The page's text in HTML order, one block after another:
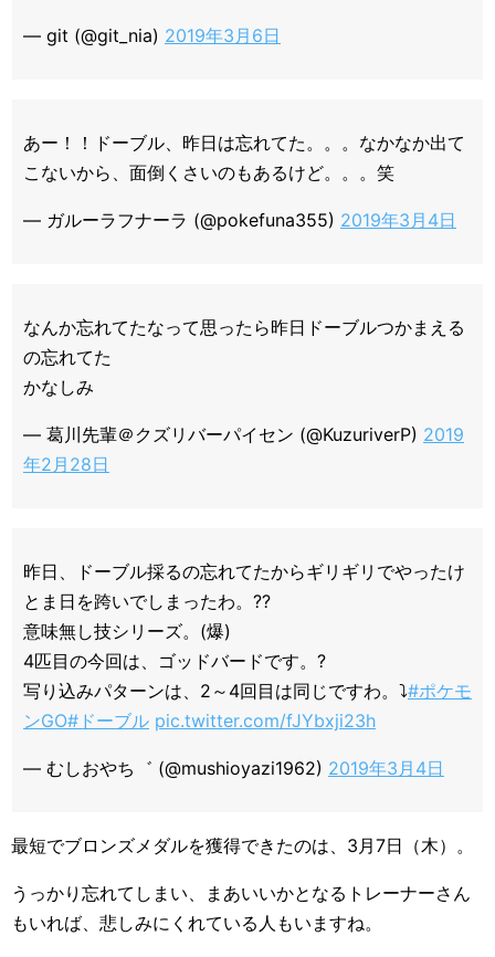
— git (@git_nia) 2019年3月6日
あー！！ドーブル、昨日は忘れてた。。。なかなか出て
こないから、面倒くさいのもあるけど。。。笑
— ガルーラフナーラ (@pokefuna355) 2019年3月4日
なんか忘れてたなって思ったら昨日ドーブルつかまえる
の忘れてた
かなしみ
— 葛川先輩＠クズリバーパイセン (@KuzuriverP) 2019
年2月28日
昨日、ドーブル採るの忘れてたからギリギリでやったけ
とま日を跨いでしまったわ。??
意味無し技シリーズ。(爆)
4匹目の今回は、ゴッドバードです。?
写り込みパターンは、2～4回目は同じですわ。⤵️#ポケモ
ンGO#ドーブル pic.twitter.com/fJYbxji23h
— むしおやち゛ (@mushioyazi1962) 2019年3月4日
最短でブロンズメダルを獲得できたのは、3月7日（木）。
うっかり忘れてしまい、まあいいかとなるトレーナーさん
もいれば、悲しみにくれている人もいますね。